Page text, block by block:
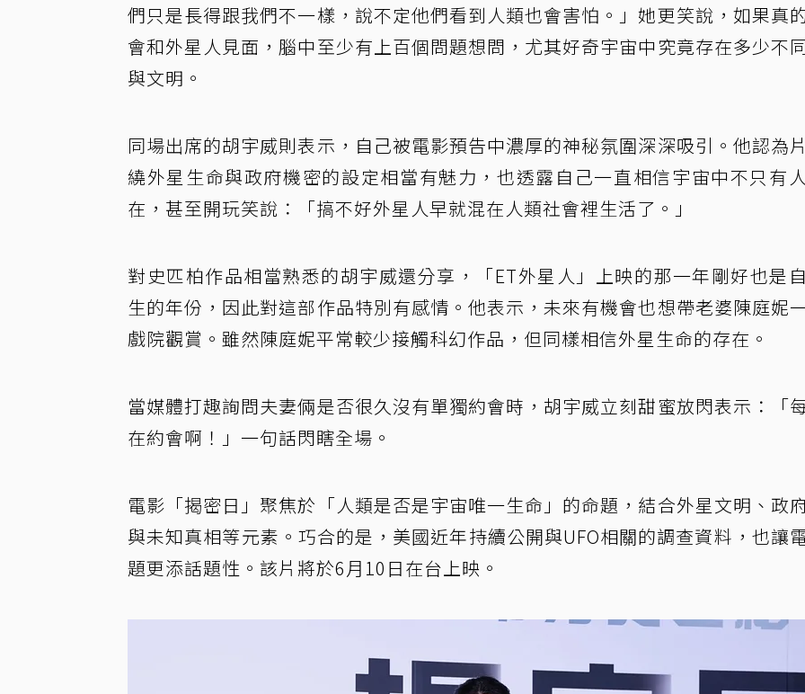
們只是長得跟我們不一樣，說不定他們看到人類也會害怕。」她更笑說，如果真
會和外星人見面，腦中至少有上百個問題想問，尤其好奇宇宙中究竟存在多少不
與文明。
同場出席的胡宇威則表示，自己被電影預告中濃厚的神秘氛圍深深吸引。他認為
繞外星生命與政府機密的設定相當有魅力，也透露自己一直相信宇宙中不只有
在，甚至開玩笑說：「搞不好外星人早就混在人類社會裡生活了。」
對史匹柏作品相當熟悉的胡宇威還分享，「ET外星人」上映的那一年剛好也是
生的年份，因此對這部作品特別有感情。他表示，未來有機會也想帶老婆陳庭妮
戲院觀賞。雖然陳庭妮平常較少接觸科幻作品，但同樣相信外星生命的存在。
當媒體打趣詢問夫妻倆是否很久沒有單獨約會時，胡宇威立刻甜蜜放閃表示：「
在約會啊！」一句話閃瞎全場。
電影「揭密日」聚焦於「人類是否是宇宙唯一生命」的命題，結合外星文明、政
與未知真相等元素。巧合的是，美國近年持續公開與UFO相關的調查資料，也讓
題更添話題性。該片將於6月10日在台上映。